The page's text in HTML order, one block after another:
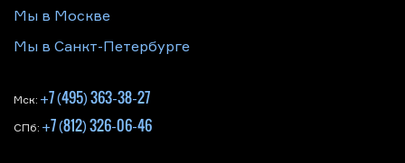
Мы в Москве
Мы в Санкт-Петербурге
Мск: +7 (495) 363-38-27
СПб: +7 (812) 326-06-46